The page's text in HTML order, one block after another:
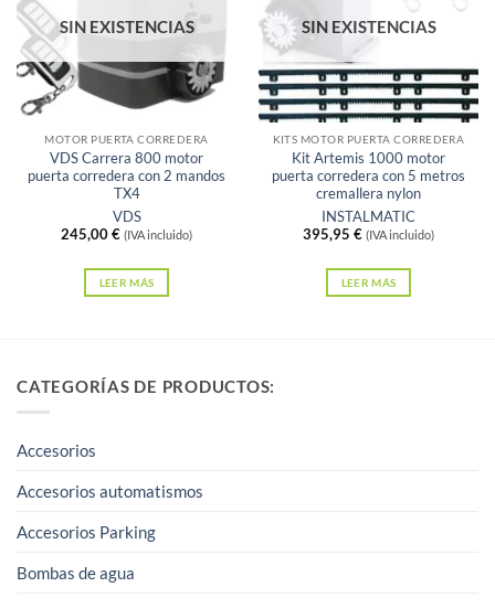
SIN EXISTENCIAS
MOTOR PUERTA CORREDERA
VDS Carrera 800 motor
puerta corredera con 2 mandos
TX4
VDS
245,00€ (IVA incluido)
LEER MÁS
SIN EXISTENCIAS
KITS MOTOR PUERTA CORREDERA
Kit Artemis 1000 motor
puerta corredera con 5 metros
cremallera nylon
INSTALMATIC
395,95 € (IVA incluido)
LEER MÁS
CATEGORÍAS DE PRODUCTOS:
Accesorios
Accesorios automatismos
Accesorios Parking
Bombas de agua